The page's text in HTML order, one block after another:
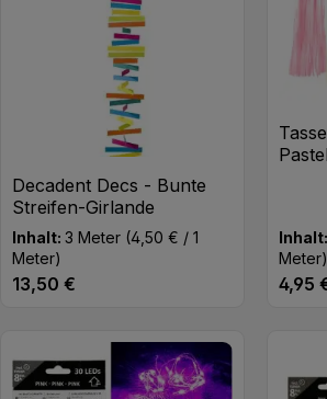
den gewünschten
Decadent Decs - Bunte
Streifen-Girlande
Inhalt: 3 Meter (4,50 € / 1
Meter)
Regulärer Preis:
13,50 €
Produkt Anzahl: Gib
Inhalt:
Meter)
4,95